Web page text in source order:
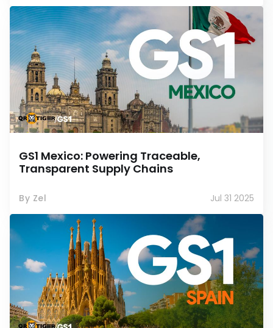
GS1 Mexico: Powering Traceable,
Transparent Supply Chains
By Zel Jul 31 2025